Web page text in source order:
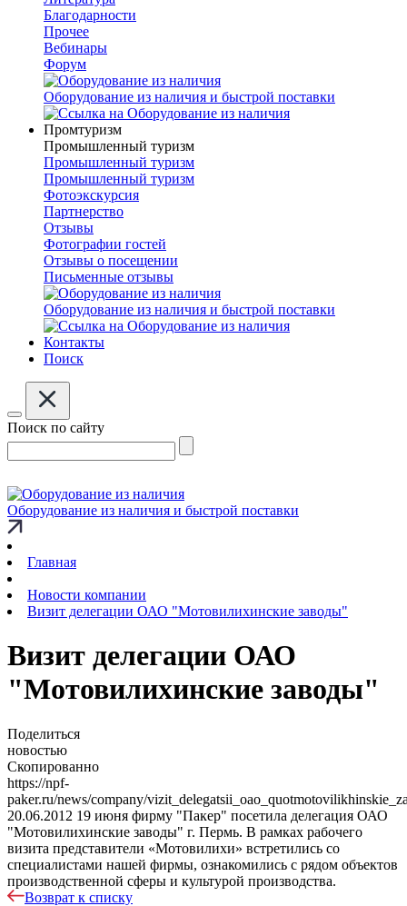
Благодарности
Прочее
Вебинары
Форум
Оборудование из наличия и быстрой поставки
Промтуризм
Промышленный туризм
Промышленный туризм
Промышленный туризм
Фотоэкскурсия
Партнерство
Отзывы
Фотографии гостей
Отзывы о посещении
Письменные отзывы
Оборудование из наличия и быстрой поставки
Контакты
Поиск
Поиск по сайту
Оборудование из наличия и быстрой поставки
Главная
Новости компании
Визит делегации ОАО "Мотовилихинские заводы"
Визит делегации ОАО
"Мотовилихинские заводы"
Поделиться
новостью
Скопированно
https://npf-
paker.ru/news/company/
20.06.2012 19 июня фирму "Пакер" посетила делегация ОАО
"Мотовилихинские заводы" г. Пермь. В рамках рабочего
визита представители «Мотовилихи» встретились со
специалистами нашей фирмы, ознакомились с рядом объектов
производственной сферы и культурой производства.
Возврат к списку